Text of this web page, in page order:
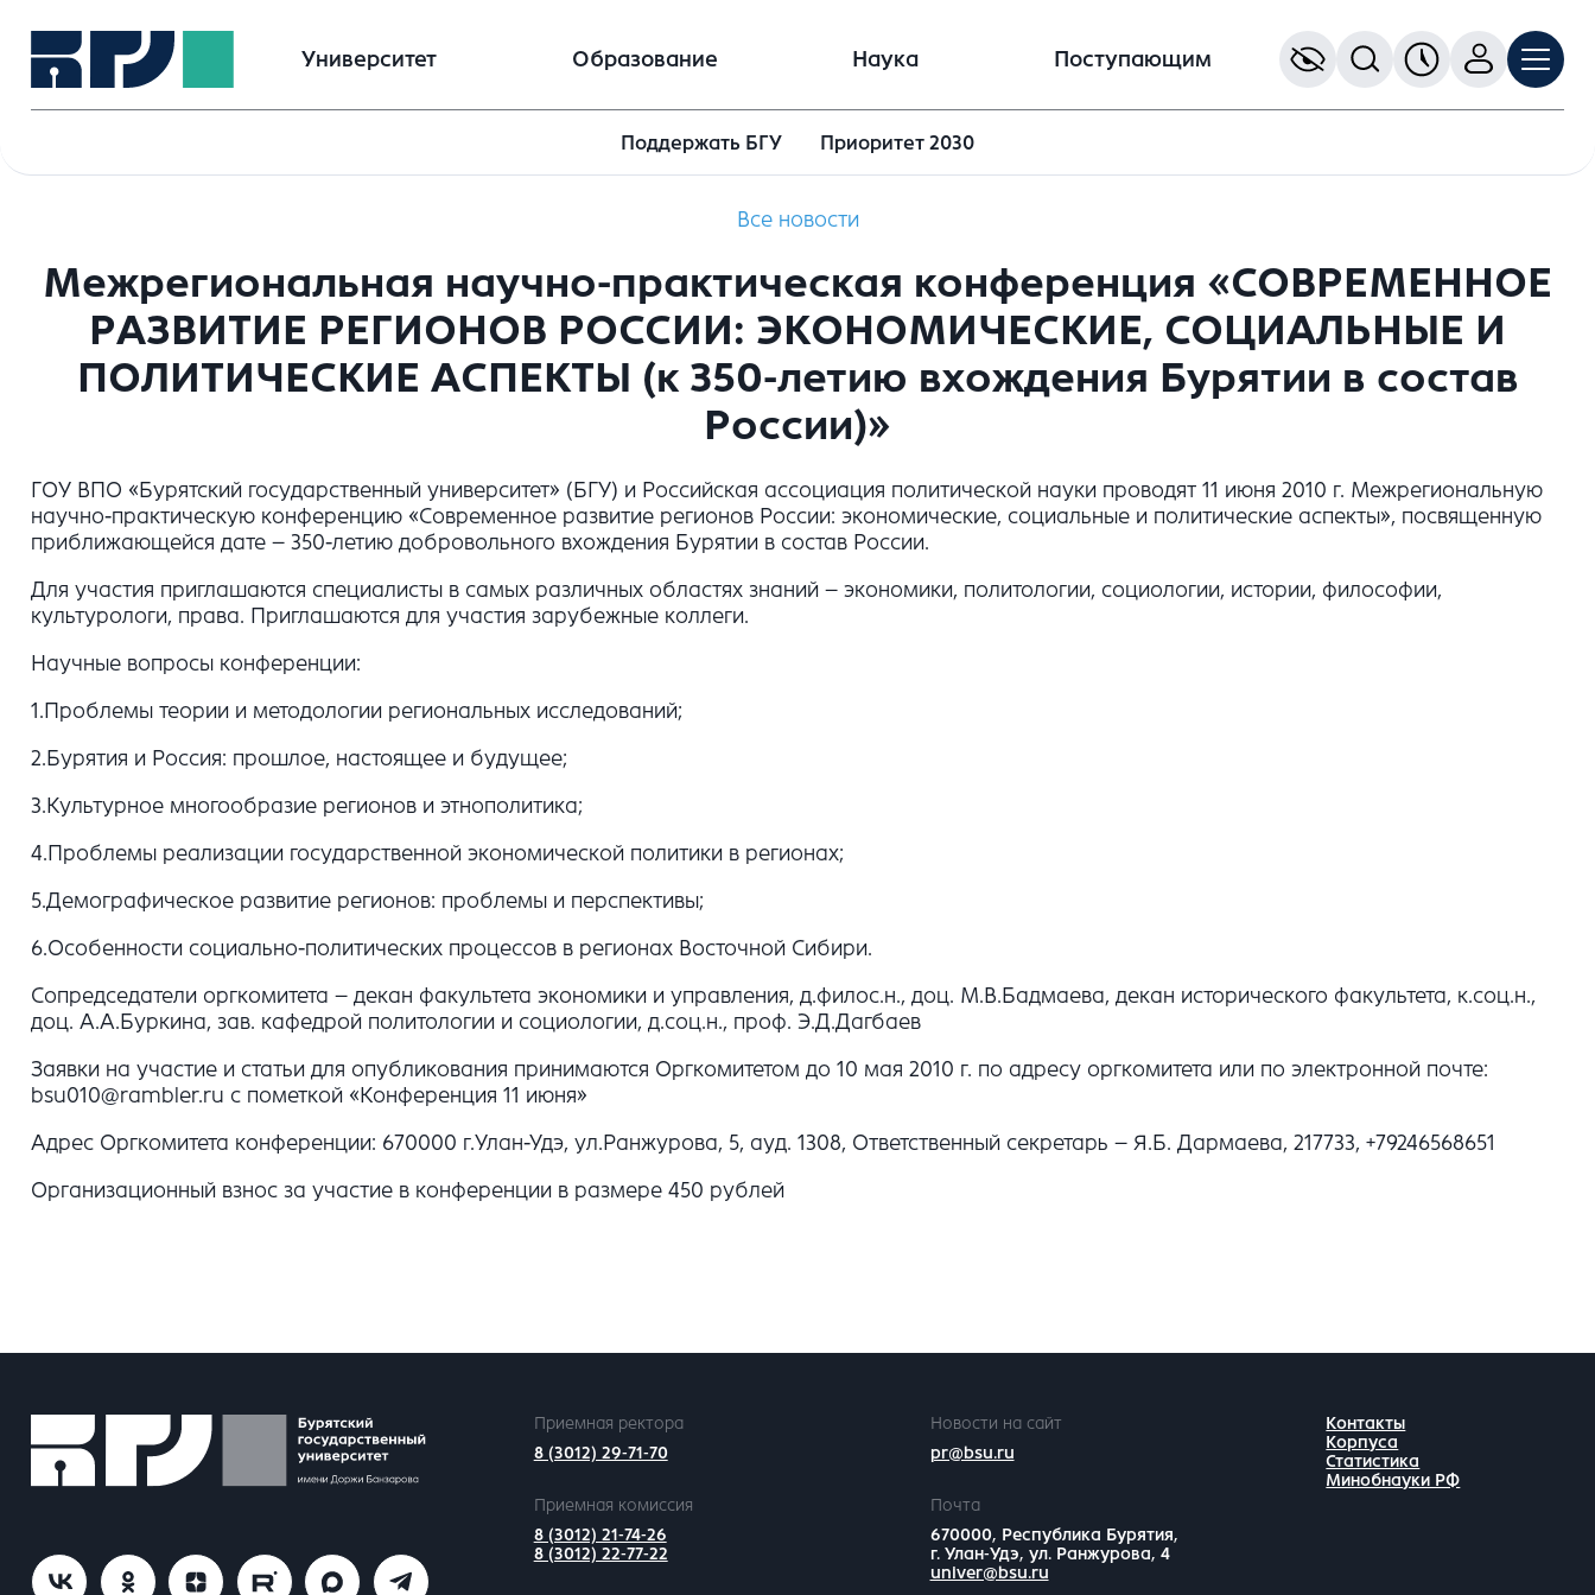
Университет Образование Наука Поступающим
Поддержать БГУ Приоритет 2030
Все новости
Межрегиональная научно-практическая конференция «СОВРЕМЕННОЕ
РАЗВИТИЕ РЕГИОНОВ РОССИИ: ЭКОНОМИЧЕСКИЕ, СОЦИАЛЬНЫЕ И
ПОЛИТИЧЕСКИЕ АСПЕКТЫ (к 350-летию вхождения Бурятии в состав
России)»
ГОУ ВПО «Бурятский государственный университет» (БГУ) и Российская ассоциация политической науки проводят 11 июня 2010 г. Межрегиональную
научно-практическую конференцию «Современное развитие регионов России: экономические, социальные и политические аспекты», посвященную
приближающейся дате – 350-летию добровольного вхождения Бурятии в состав России.
Для участия приглашаются специалисты в самых различных областях знаний – экономики, политологии, социологии, истории, философии,
культурологи, права. Приглашаются для участия зарубежные коллеги.
Научные вопросы конференции:
1.Проблемы теории и методологии региональных исследований;
2.Бурятия и Россия: прошлое, настоящее и будущее;
3.Культурное многообразие регионов и этнополитика;
4.Проблемы реализации государственной экономической политики в регионах;
5.Демографическое развитие регионов: проблемы и перспективы;
6.Особенности социально-политических процессов в регионах Восточной Сибири.
Сопредседатели оргкомитета – декан факультета экономики и управления, д.филос.н., доц. М.В.Бадмаева, декан исторического факультета, к.соц.н.,
доц. А.А.Буркина, зав. кафедрой политологии и социологии, д.соц.н., проф. Э.Д.Дагбаев
Заявки на участие и статьи для опубликования принимаются Оргкомитетом до 10 мая 2010 г. по адресу оргкомитета или по электронной почте:
bsu010@rambler.ru с пометкой «Конференция 11 июня»
Адрес Оргкомитета конференции: 670000 г.Улан-Удэ, ул.Ранжурова, 5, ауд. 1308, Ответственный секретарь – Я.Б. Дармаева, 217733, +79246568651
Организационный взнос за участие в конференции в размере 450 рублей
Приемная ректора
8 (3012) 29-71-70
Новости на сайт
pr@bsu.ru
Приемная комиссия
8 (3012) 21-74-26
8 (3012) 22-77-22
Почта
670000, Республика Бурятия,
г. Улан-Удэ, ул. Ранжурова, 4
univer@bsu.ru
Контакты
Корпуса
Статистика
Минобнауки РФ